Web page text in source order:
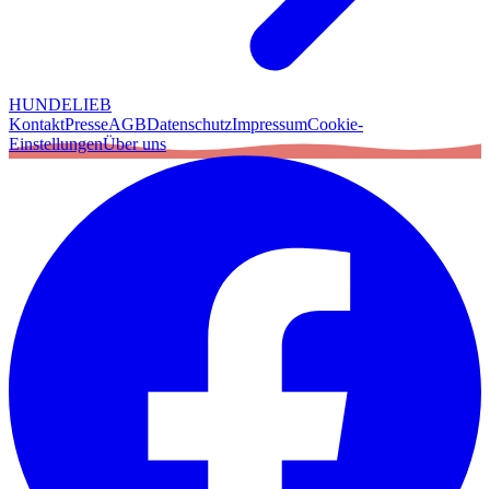
HUNDELIEB
KontaktPresseAGBDatenschutzImpressumCookie-
EinstellungenÜber uns